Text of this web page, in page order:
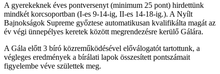
A gyerekeknek éves pontversenyt (minimum 25 pont) hirdettünk
mindkét korcsoportban (I-es 9-14-ig, II-es 14-18-ig.). A Nyílt
Bajnokságok Supreme győztese automatikusan kvalifikálta magát az
év végi ünnepélyes keretek között megrendezésre kerülő Gálára.
A Gála előtt 3 bíró közreműködésével előválogatót tartottunk, a
végleges eredmények a bírálati lapok összesített pontszámait
figyelembe véve születtek meg.